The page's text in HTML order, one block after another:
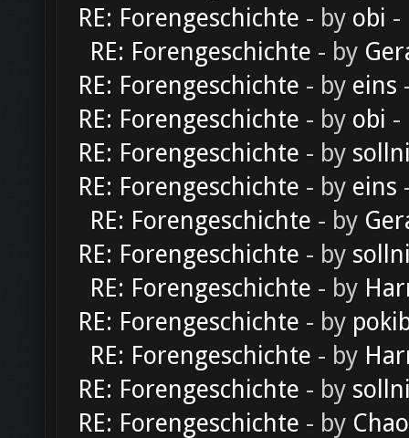
RE: Forengeschichte - by obi -
RE: Forengeschichte - by
RE: Forengeschichte - by eins
RE: Forengeschichte - by obi -
RE: Forengeschichte - by
RE: Forengeschichte - by eins
RE: Forengeschichte - by
RE: Forengeschichte - by
RE: Forengeschichte - by
RE: Forengeschichte - by
RE: Forengeschichte - by
RE: Forengeschichte - by
RE: Forengeschichte - by